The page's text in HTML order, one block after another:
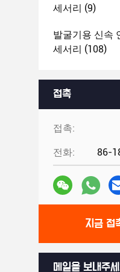
세서리 (9)
발굴기용 신속
세서리 (108)
중고용 발굴기
접촉
접촉:
전화:
지금 접
메일을 보내주